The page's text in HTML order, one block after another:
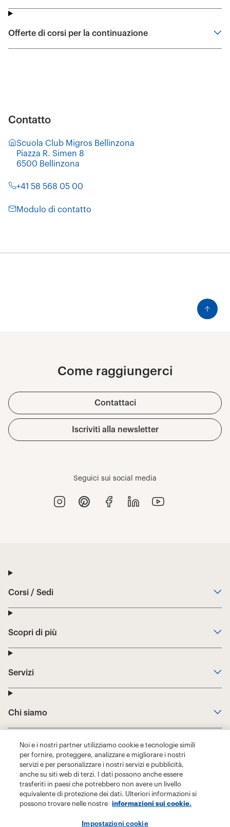
Noi e i nostri partner utilizziamo cookie e tecnologie simili
per fornire, proteggere, analizzare e migliorare i nostri
servizi e per personalizzare i nostri servizi e pubblicità,
anche su siti web di terzi. I dati possono anche essere
trasferiti in paesi che potrebbero non avere un livello
equivalente di protezione dei dati. Ulteriori informazioni si
possono trovare nelle nostre
informazioni sui cookie.
Impostazioni cookie